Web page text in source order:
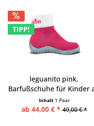
TIPP!
leguanito pink,
Barfußschuhe für Kinder
49 Euro
Inhalt 1 Paar
ab 44,00 € * 49,00 € *